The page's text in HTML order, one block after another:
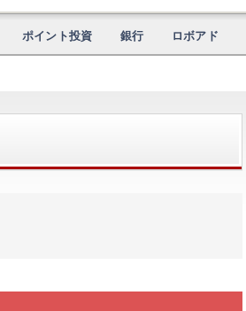
ポイント投資 銀行 ロボアド